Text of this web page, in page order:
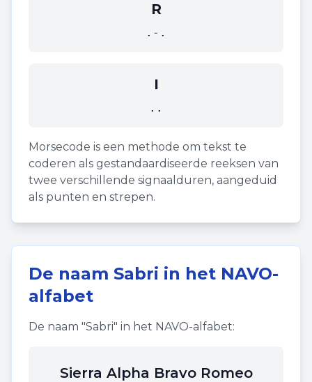
R
.-.
I
..
Morsecode is een methode om tekst te
coderen als gestandaardiseerde reeksen van
twee verschillende signaalduren, aangeduid
als punten en strepen.
De naam Sabri in het NAVO-
alfabet
De naam "Sabri" in het NAVO-alfabet:
Sierra Alpha Bravo Romeo